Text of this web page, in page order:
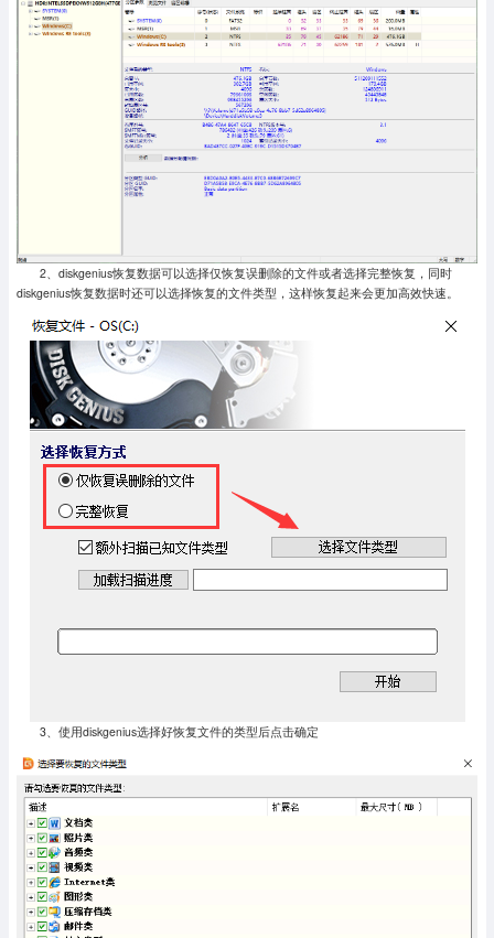
2、diskgenius恢复数据可以选择仅恢复误删除的文件或者选择完整恢复，同时
diskgenius恢复数据时还可以选择恢复的文件类型，这样恢复起来会更加高效快速。
3、使用diskgenius选择好恢复文件的类型后点击确定